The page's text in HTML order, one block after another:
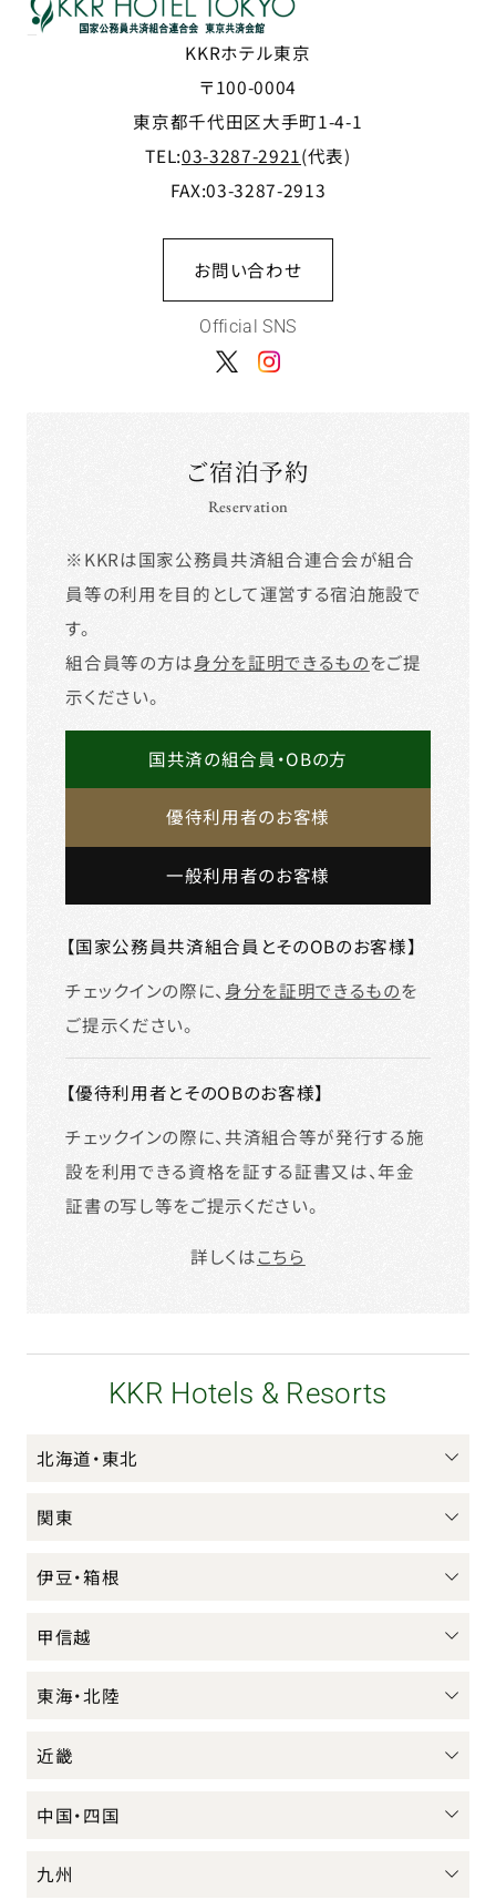
KKRホテル東京
〒100-0004
東京都千代田区大手町1-4-1
TEL:03-3287-2921(代表)
FAX:03-3287-2913
お問い合わせ
Official SNS
ご宿泊予約
Reservation
※KKRは国家公務員共済組合連合会が組合
員等の利用を目的として運営する宿泊施設で
す。
組合員等の方は身分を証明できるものをご提
示ください。
国共済の組合員・OBの方
優待利用者のお客様
一般利用者のお客様
【国家公務員共済組合員とそのOBのお客様】
チェックインの際に、身分を証明できるものを
ご提示ください。
【優待利用者とそのOBのお客様】
チェックインの際に、共済組合等が発行する施
設を利用できる資格を証する証書又は、年金
証書の写し等をご提示ください。
詳しくはこちら
KKR Hotels & Resorts
北海道・東北
関東
伊豆・箱根
甲信越
東海・北陸
近畿
中国・四国
九州